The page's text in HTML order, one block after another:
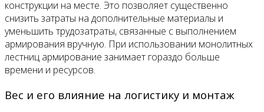
конструкции на месте. Это позволяет существенно
снизить затраты на дополнительные материалы и
уменьшить трудозатраты, связанные с выполнением
армирования вручную. При использовании монолитных
лестниц армирование занимает гораздо больше
времени и ресурсов.
Вес и его влияние на логистику и монтаж